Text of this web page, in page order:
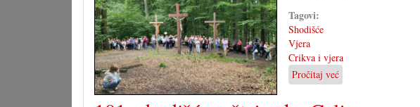
Tagovi:
Shodišće
Vjera
Crikva i vjera
Pročitaj već
Rekordno
shodišće